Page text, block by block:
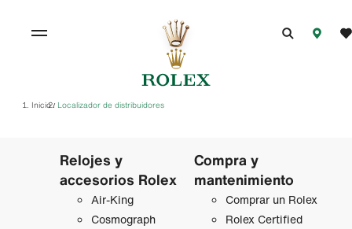
Inicio/ Localizador de distribuidores
Relojes y
accesorios Rolex
Air‑King
Cosmograph
Compra y
mantenimiento
Comprar un Rolex
Rolex Certified